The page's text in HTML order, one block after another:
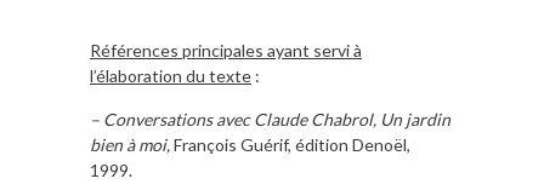
Références principales ayant servi à
l’élaboration du texte :
– Conversations avec Claude Chabrol, Un jardin
bien à moi,François Guérif, édition Denoël,
1999.